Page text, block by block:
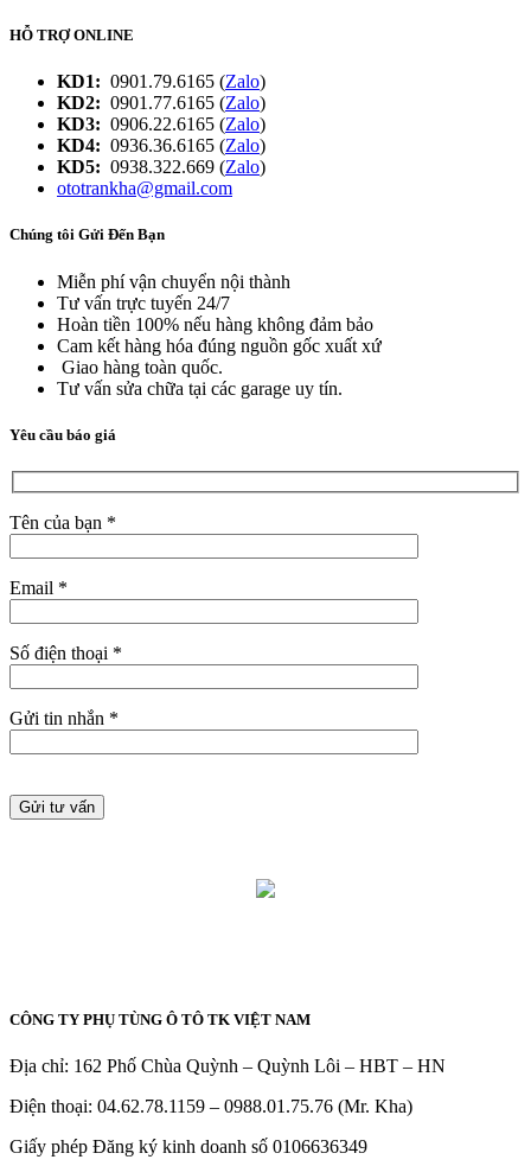
HỖ TRỢ ONLINE
KD1: 0901.79.6165 (Zalo)
KD2: 0901.77.6165 (Zalo)
KD3: 0906.22.6165 (Zalo)
KD4: 0936.36.6165 (Zalo)
KD5: 0938.322.669 (Zalo)
ototrankha@gmail.com
Chúng tôi Gửi Đến Bạn
Miễn phí vận chuyển nội thành
Tư vấn trực tuyến 24/7
Hoàn tiền 100% nếu hàng không đảm bảo
Cam kết hàng hóa đúng nguồn gốc xuất xứ
Giao hàng toàn quốc.
Tư vấn sửa chữa tại các garage uy tín.
Yêu cầu báo giá
Tên của bạn *
Email *
Số điện thoại *
Gửi tin nhắn *
CÔNG TY PHỤ TÙNG Ô TÔ TK VIỆT NAM
Địa chỉ: 162 Phố Chùa Quỳnh – Quỳnh Lôi – HBT – HN
Điện thoại: 04.62.78.1159 – 0988.01.75.76 (Mr. Kha)
Giấy phép Đăng ký kinh doanh số 0106636349